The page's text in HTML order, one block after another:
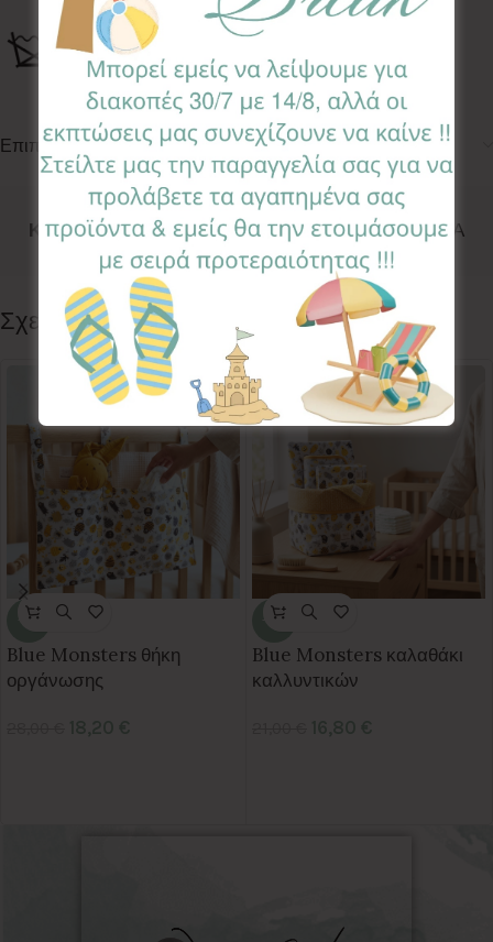
Επιπλέον πληροφορίες
Κωδικός προϊόντος:FLL-SK
Κατηγορίες: DECO, ΣΗΜΑΙΑΚΙΑ ΜΕ ΜΟΝΟΓΡΑΜΜΑ
Follow:
Σχετικά προϊόντα
-35%
Blue Monsters θήκη
οργάνωσης
-20%
Blue Monsters καλαθάκι
καλλυντικών